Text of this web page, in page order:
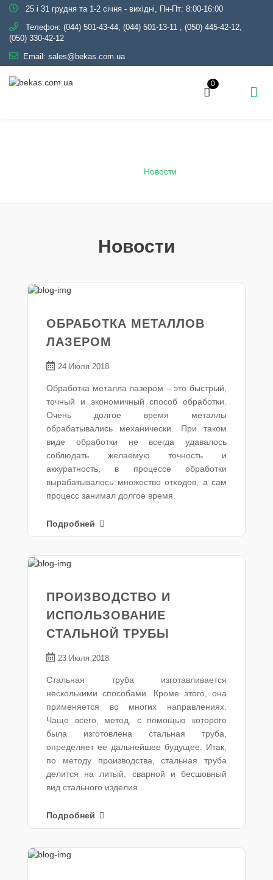
25 і 31 грудня та 1-2 січня - вихідні, Пн-Пт: 8:00-16:00
Телефон: (044) 501-43-44, (044) 501-13-11 , (050) 445-42-12,
(050) 330-42-12
Email: sales@bekas.com.ua
0
Новости
Новости
ОБРАБОТКА МЕТАЛЛОВ
ЛАЗЕРОМ
24 Июля 2018
Обработка металла лазером – это быстрый,
точный и экономичный способ обработки.
Очень долгое время металлы
обрабатывались механически. При таком
виде обработки не всегда удавалось
соблюдать желаемую точность и
аккуратность, в процессе обработки
вырабатывалось множество отходов, а сам
процесс занимал долгое время.
Подробней
ПРОИЗВОДСТВО И
ИСПОЛЬЗОВАНИЕ
СТАЛЬНОЙ ТРУБЫ
23 Июля 2018
Стальная труба изготавливается
несколькими способами. Кроме этого, она
применяется во многих направлениях.
Чаще всего, метод, с помощью которого
была изготовлена стальная труба,
определяет ее дальнейшее будущее. Итак,
по методу производства, стальная труба
делится на литый, сварной и бесшовный
вид стального изделия...
Подробней